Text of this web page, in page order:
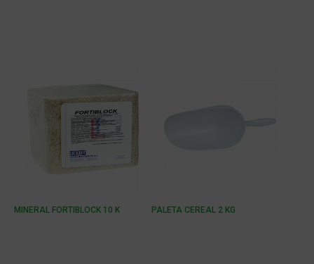
MINERAL FORTIBLOCK 10 K PALETA CEREAL 2 KG